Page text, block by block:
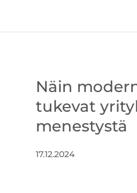
Näin
tukevat
menestystä
17.12.2024